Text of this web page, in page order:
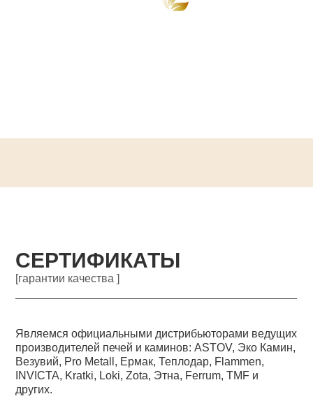
СЕРТИФИКАТЫ
[гарантии качества ]
Являемся официальными дистрибьюторами ведущих
производителей печей и каминов: ASTOV, Эко Камин,
Везувий, Pro Metall, Ермак, Теплодар, Flammen,
INVICTA, Kratki, Loki, Zota, Этна, Ferrum, TMF и
других.